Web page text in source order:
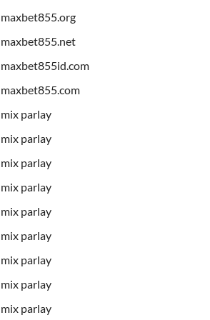
maxbet855.org
maxbet855.net
maxbet855id.com
maxbet855.com
mix parlay
mix parlay
mix parlay
mix parlay
mix parlay
mix parlay
mix parlay
mix parlay
mix parlay